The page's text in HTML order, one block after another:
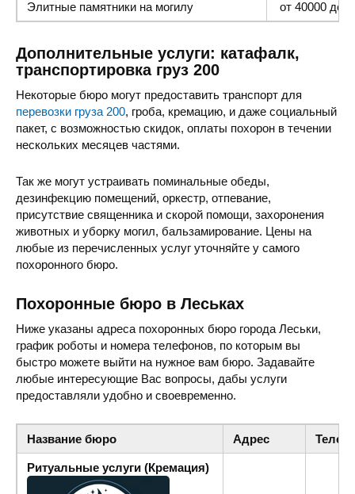
Элитные памятники на могилу от 40000 до
Дополнительные услуги: катафалк,
транспортировка груз 200
Некоторые бюро могут предоставить транспорт для
перевозки груза 200, гроба, кремацию, и даже социальный
пакет, с возможностью скидок, оплаты похорон в течении
нескольких месяцев частями.
Так же могут устраивать поминальные обеды,
дезинфекцию помещений, оркестр, отпевание,
присутствие священника и скорой помощи, захоронения
животных и уборку могил, бальзамирование. Цены на
любые из перечисленных услуг уточняйте у самого
похоронного бюро.
Похоронные бюро в Леськах
Ниже указаны адреса похоронных бюро города Леськи,
график роботы и номера телефонов, по которым вы
быстро можете выйти на нужное вам бюро. Задавайте
любые интересующие Вас вопросы, дабы услуги
предоставляли удобно и своевременно.
Название бюро Адрес
Ритуальные услуги (Кремация)